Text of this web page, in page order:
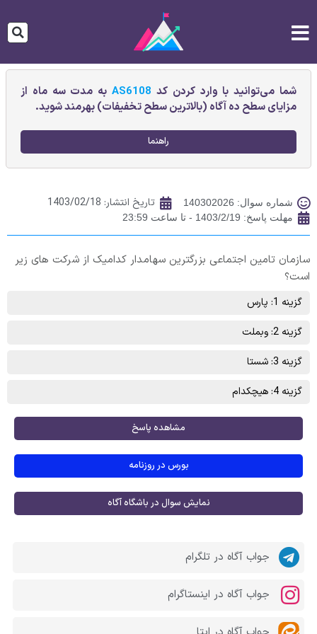
شما می‌توانید با وارد کردن کد AS6108به مدت سه ماه از
مزایای سطح ده آگاه (بالاترین سطح تخفیفات) بهرمند شوید.
راهنما
شماره سوال: 140302026 تاریخ انتشار: 1403/02/18
مهلت پاسخ: 1403/2/19 - تا ساعت 23:59
سازمان تامین اجتماعی بزرگترین سهامدار کدامیک از شرکت های زیر
است؟
گزینه 1: پارس
گزینه 2: وبملت
گزینه 3: شستا
گزینه 4: هیچکدام
مشاهده پاسخ
بورس در روزنامه
نمایش سوال در باشگاه آگاه
جواب آگاه در تلگرام
جواب آگاه در اینستاگرام